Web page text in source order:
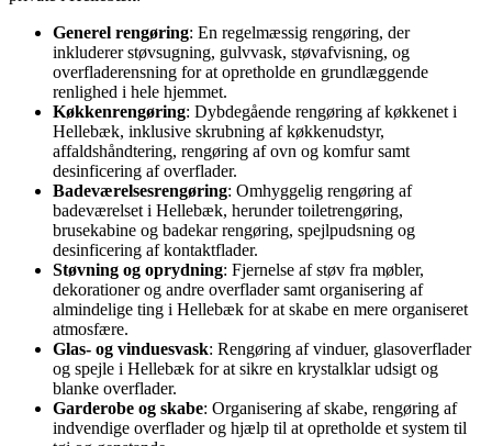
Generel rengøring: En regelmæssig rengøring, der
inkluderer støvsugning, gulvvask, støvafvisning, og
overfladerensning for at opretholde en grundlæggende
renlighed i hele hjemmet.
Køkkenrengøring: Dybdegående rengøring af køkkenet i
Hellebæk, inklusive skrubning af køkkenudstyr,
affaldshåndtering, rengøring af ovn og komfur samt
desinficering af overflader.
Badeværelsesrengøring: Omhyggelig rengøring af
badeværelset i Hellebæk, herunder toiletrengøring,
brusekabine og badekar rengøring, spejlpudsning og
desinficering af kontaktflader.
Støvning og oprydning: Fjernelse af støv fra møbler,
dekorationer og andre overflader samt organisering af
almindelige ting i Hellebæk for at skabe en mere organiseret
atmosfære.
Glas- og vinduesvask: Rengøring af vinduer, glasoverflader
og spejle i Hellebæk for at sikre en krystalklar udsigt og
blanke overflader.
Garderobe og skabe: Organisering af skabe, rengøring af
indvendige overflader og hjælp til at opretholde et system til